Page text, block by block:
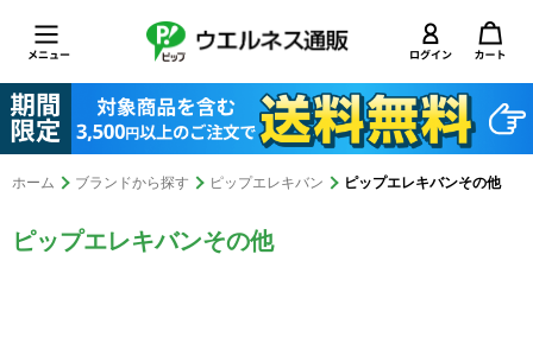
ホーム ブランドから探す ピップエレキバン ピップエレキバンその他
ピップエレキバンその他